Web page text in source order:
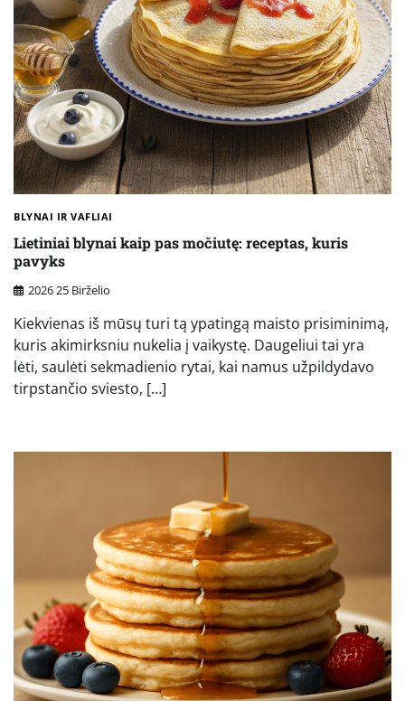
BLYNAI IR VAFLIAI
Lietiniai blynai kaip pas močiutę: receptas, kuris
pavyks
2026 25 Birželio
Kiekvienas iš mūsų turi tą ypatingą maisto prisiminimą,
kuris akimirksniu nukelia į vaikystę. Daugeliui tai yra
lėti, saulėti sekmadienio rytai, kai namus užpildydavo
tirpstančio sviesto, […]